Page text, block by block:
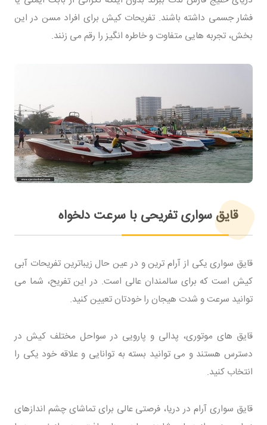
فشار جسمی داشته باشند. تفریحات کیش برای افراد مسن در این
بخش، تجربه هایی متفاوت و خاطره انگیز را رقم می زنند.
قایق سواری تفریحی با سرعت دلخواه
قایق سواری یکی از آرام ترین و در عین حال زیباترین تفریحات آبی
کیش است که برای سالمندان عالی است. در این تفریح، شما می
توانید سرعت و شدت هیجان را خودتان تعیین کنید.
قایق های موتوری، پدالی و پارویی در سواحل مختلف کیش در
دسترس هستند و می توانید بسته به توانایی و علاقه خود یکی را
انتخاب کنید.
قایق سواری آرام در دریا، فرصتی عالی برای تماشای چشم اندازهای